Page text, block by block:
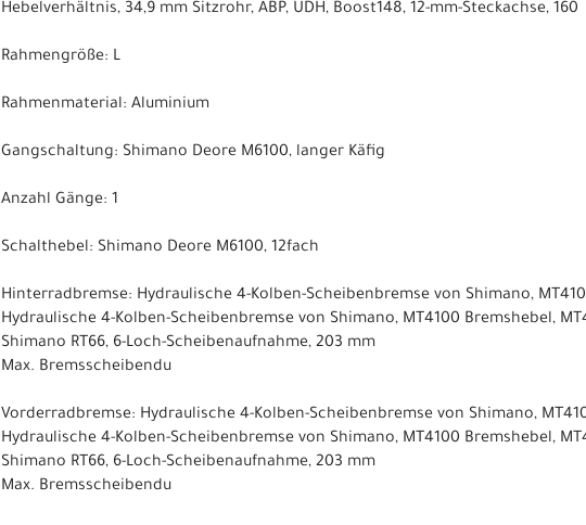
Hebelverhältnis, 34,9 mm Sitzrohr, ABP, UDH, Boost148, 12-mm-Steckachse, 160
Rahmengröße: L
Rahmenmaterial: Aluminium
Gangschaltung: Shimano Deore M6100, langer Käfig
Anzahl Gänge: 1
Schalthebel: Shimano Deore M6100, 12fach
Hinterradbremse: Hydraulische 4-Kolben-Scheibenbremse von Shimano,
Hydraulische 4-Kolben-Scheibenbremse von Shimano, MT4100 Bremshebel,
Shimano RT66, 6-Loch-Scheibenaufnahme, 203 mm
Max. Bremsscheibendu
Vorderradbremse: Hydraulische 4-Kolben-Scheibenbremse von Shimano,
Hydraulische 4-Kolben-Scheibenbremse von Shimano, MT4100 Bremshebel,
Shimano RT66, 6-Loch-Scheibenaufnahme, 203 mm
Max. Bremsscheibendu